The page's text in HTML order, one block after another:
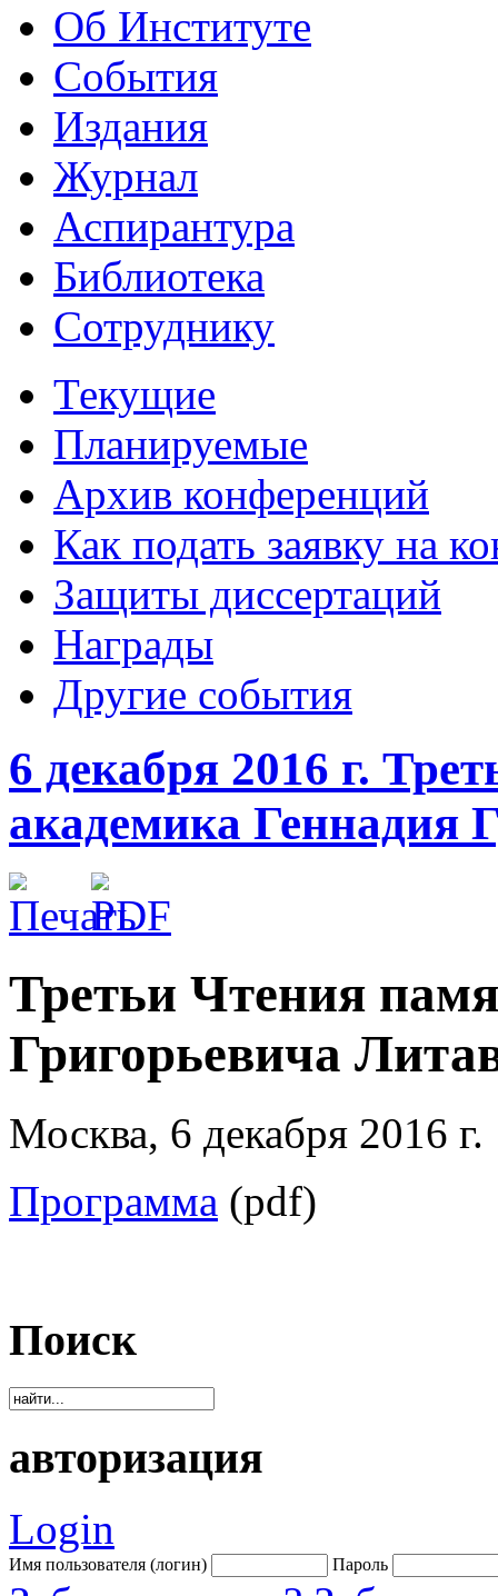
Об Институте
События
Издания
Журнал
Аспирантура
Библиотека
Сотруднику
Текущие
Планируемые
Архив конференций
Как подать заявку на
Защиты диссертаций
Награды
Другие события
6 декабря 2016 г.
академика Геннадия
Третьи Чтения
Григорьевича
Москва, 6 декабря 2016 г.
Программа (pdf)
Поиск
авторизация
Login
Имя пользователя (логин) Пароль